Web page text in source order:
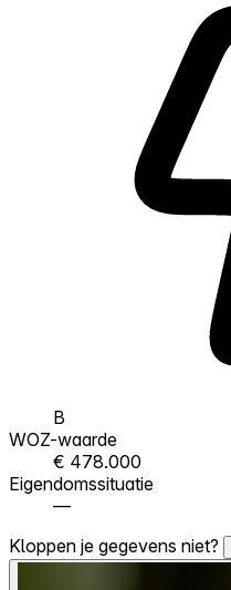
B
WOZ-waarde
€ 478.000
Eigendomssituatie
—
Kloppen je gegevens niet?